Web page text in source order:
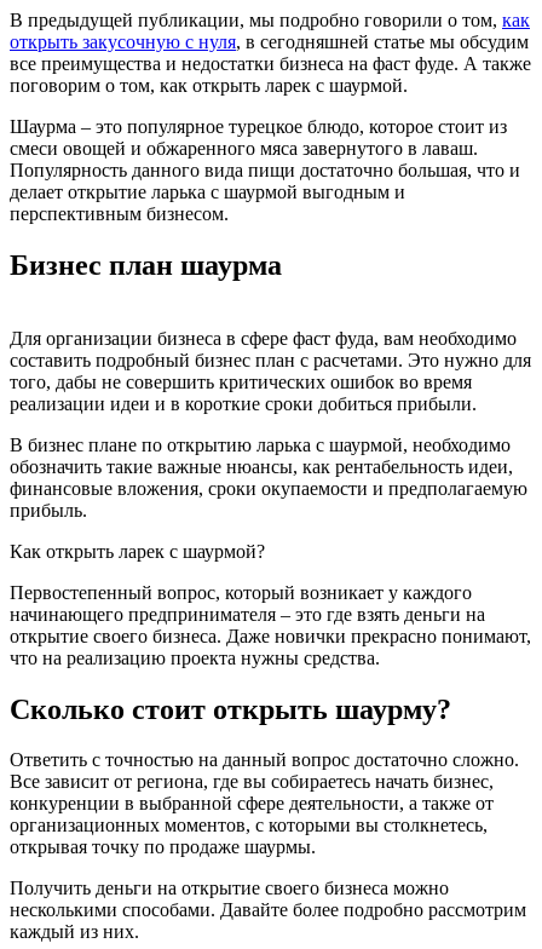
В предыдущей публикации, мы подробно говорили о том, как
открыть закусочную с нуля, в сегодняшней статье мы обсудим
все преимущества и недостатки бизнеса на фаст фуде. А также
поговорим о том, как открыть ларек с шаурмой.
Шаурма – это популярное турецкое блюдо, которое стоит из
смеси овощей и обжаренного мяса завернутого в лаваш.
Популярность данного вида пищи достаточно большая, что и
делает открытие ларька с шаурмой выгодным и
перспективным бизнесом.
Бизнес план шаурма
Для организации бизнеса в сфере фаст фуда, вам необходимо
составить подробный бизнес план с расчетами. Это нужно для
того, дабы не совершить критических ошибок во время
реализации идеи и в короткие сроки добиться прибыли.
В бизнес плане по открытию ларька с шаурмой, необходимо
обозначить такие важные нюансы, как рентабельность идеи,
финансовые вложения, сроки окупаемости и предполагаемую
прибыль.
Как открыть ларек с шаурмой?
Первостепенный вопрос, который возникает у каждого
начинающего предпринимателя – это где взять деньги на
открытие своего бизнеса. Даже новички прекрасно понимают,
что на реализацию проекта нужны средства.
Сколько стоит открыть шаурму?
Ответить с точностью на данный вопрос достаточно сложно.
Все зависит от региона, где вы собираетесь начать бизнес,
конкуренции в выбранной сфере деятельности, а также от
организационных моментов, с которыми вы столкнетесь,
открывая точку по продаже шаурмы.
Получить деньги на открытие своего бизнеса можно
несколькими способами. Давайте более подробно рассмотрим
каждый из них.